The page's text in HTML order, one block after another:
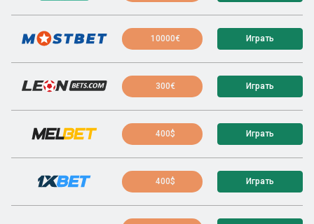
10000€ Играть
300€ Играть
400$ Играть
400$ Играть